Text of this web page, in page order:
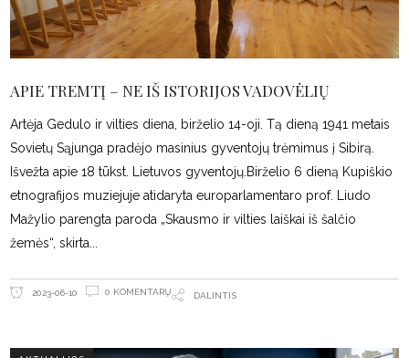
APIE TREMTĮ – NE IŠ ISTORIJOS VADOVĖLIŲ
Artėja Gedulo ir vilties diena, birželio 14-oji. Tą dieną 1941 metais
Sovietų Sąjunga pradėjo masinius gyventojų trėmimus į Sibirą.
Išvežta apie 18 tūkst. Lietuvos gyventojų.Birželio 6 dieną Kupiškio
etnografijos muziejuje atidaryta europarlamentaro prof. Liudo
Mažylio parengta paroda „Skausmo ir vilties laiškai iš šalčio
žemės“, skirta
2023-06-10 0 KOMENTARŲ DALINTIS